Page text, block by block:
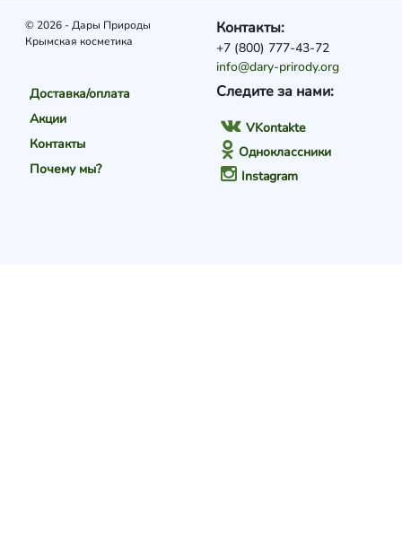
© 2026 - Дары Природы
Крымская косметика
Доставка/оплата
Акции
Контакты
Почему мы?
Следите за нами:
VKontakte
Одноклассники
Instagram
Контакты:
+7 (800) 777-43-72
info@dary-prirody.org